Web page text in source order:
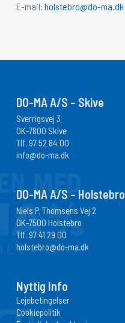
E-mail: holstebro@do-ma.dk
DO-MA A/S – Skive
Sverrigsvej 3
DK-7800 Skive
Tlf. 97 52 84 00
info@do-ma.dk
DO-MA A/S – Holstebro
Niels P. Thomsens Vej 2
DK-7500 Holstebro
Tlf. 97 41 29 00
holstebro@do-ma.dk
Nyttig Info
Lejebetingelser
Cookiepolitik